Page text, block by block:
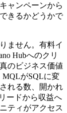
ャンペーンから
きるかどうかで
ません。有料イ
Hubへのクリ
のビジネス価値
MQLがSQLに変
れる数、開かれ
ードから収益へ
ティがアクセス